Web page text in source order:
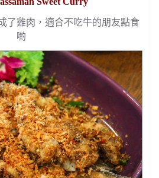
了雞肉，適合不吃牛的朋友點食
喲